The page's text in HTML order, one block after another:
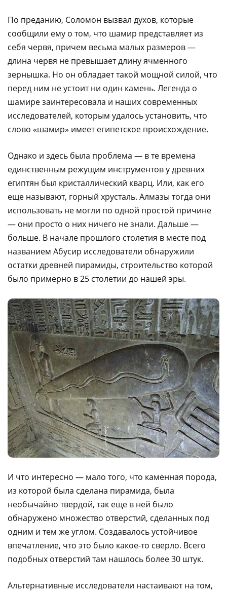
По преданию, Соломон вызвал духов, которые
сообщили ему о том, что шамир представляет из
себя червя, причем весьма малых размеров —
длина червя не превышает длину ячменного
зернышка. Но он обладает такой мощной силой, что
перед ним не устоит ни один камень. Легенда о
шамире заинтересовала и наших современных
исследователей, которым удалось установить, что
слово «шамир» имеет египетское происхождение.
Однако и здесь была проблема — в те времена
единственным режущим инструментов у древних
египтян был кристаллический кварц. Или, как его
еще называют, горный хрусталь. Алмазы тогда они
использовать не могли по одной простой причине
— они просто о них ничего не знали. Дальше —
больше. В начале прошлого столетия в месте под
названием Абусир исследователи обнаружили
остатки древней пирамиды, строительство которой
было примерно в 25 столетии до нашей эры.
И что интересно — мало того, что каменная порода,
из которой была сделана пирамида, была
необычайно твердой, так еще в ней было
обнаружено множество отверстий, сделанных под
одним и тем же углом. Создавалось устойчивое
впечатление, что это было какое-то сверло. Всего
подобных отверстий там нашлось более 30 штук.
Альтернативные исследователи настаивают на том,